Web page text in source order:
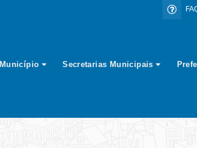
Município Secretarias Municipais